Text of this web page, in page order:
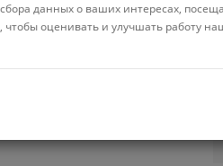
данных о ваших интересах,
чтобы оценивать и улучшать работу